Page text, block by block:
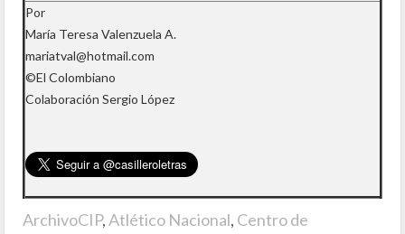
Por
María Teresa Valenzuela A.
mariatval@hotmail.com
©El Colombiano
Colaboración Sergio López
ArchivoCIP,Atlético Nacional, Centro de